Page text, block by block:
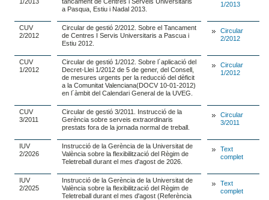
1/2013
tancament de Centres i Serveis Universitaris
a Pasqua, Estiu i Nadal 2013.
1/2013
CUV
2/2012
Circular de gestió 2/2012. Sobre el Tancament
de Centres I Servis Universitaris a Pascua i
Estiu 2012.
Circular
2/2012
CUV
1/2012
Circular de gestió 1/2012. Sobre l´aplicació del
Decret-Llei 1/2012 de 5 de gener, del Consell,
de mesures urgents per la reducció del dèficit
a la Comunitat Valenciana(DOCV 10-01-2012)
en l´àmbit del Calendari General de la UVEG.
Circular
1/2012
CUV
3/2011
Circular de gestió 3/2011. Instrucció de la
Gerència sobre serveis extraordinaris
prestats fora de la jornada normal de treball.
Circular
3/2011
IUV
2/2026
Instrucció de la Gerència de la Universitat de
València sobre la flexibilització del Règim de
Teletreball durant el mes d'agost de 2026.
Text
complet
IUV
2/2025
Instrucció de la Gerència de la Universitat de
València sobre la flexibilització del Règim de
Teletreball durant el mes d'agost (Referència
Text
complet